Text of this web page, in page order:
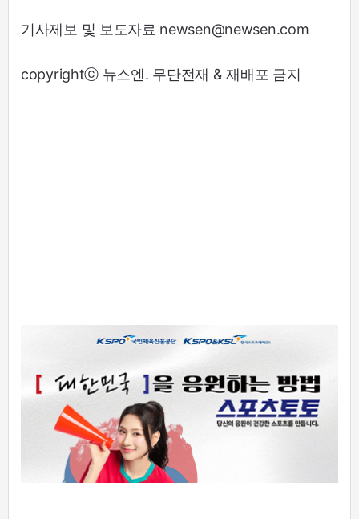
기사제보 및 보도자료 newsen@newsen.com
copyrightⓒ 뉴스엔. 무단전재 & 재배포 금지